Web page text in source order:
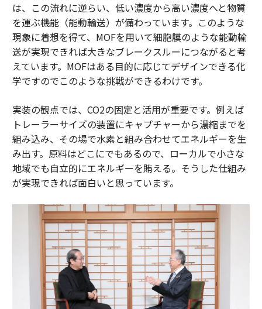
は、この流れに逆らい、低い濃度から高い濃度へと物質
を運ぶ機能（能動輸送）が備わっています。このような
現象に着想を得て、MOFを用いて細胞膜のような能動輸
送が実現できれば大きなブレークスルーにつながると考
えています。MOFはある目的に応じてデザインできる化
学ですのでこのような挑戦ができるわけです。
実装の観点では、CO2の固定と活用が重要です。例えば
トレーラーサイズの装置にキャプチャーから濃縮までを
組み込み、その場で水素と組み合わせてエネルギーを生
み出す。原料はどこにでもあるので、ローカルで小さな
地域でも自立的にエネルギーを賄える。そうした仕組み
が実現できれば面白いと思っています。